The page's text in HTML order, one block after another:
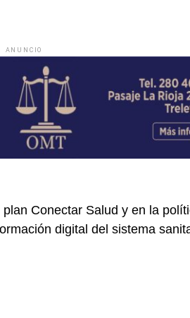
ANUNCIO
Conectar Salud y en la
digital del sistema